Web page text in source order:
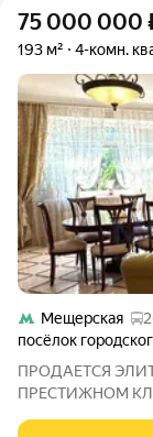
75 000 000
193 м² 4-комн.
Мещерская
посёлок
ПРОДАЕТСЯ
ПРЕСТИЖНОМ